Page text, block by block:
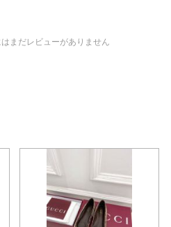
まだレビューがありません